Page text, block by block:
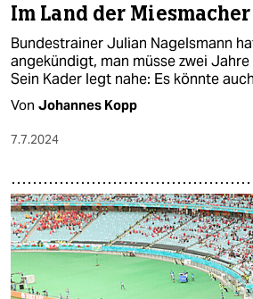
Im Land der Miesmacher
Bundestrainer Julian Nagelsmann
angekündigt, man müsse zwei
Sein Kader legt nahe: Es könnte
Von Johannes Kopp
7.7.2024